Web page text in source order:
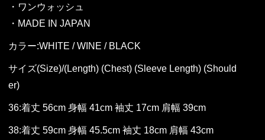
・ワンウォッシュ
・MADE IN JAPAN
カラー:WHITE / WINE / BLACK
サイズ(Size)/(Length) (Chest) (Sleeve Length) (Should
er)
36:着丈 56cm 身幅 41cm 袖丈 17cm 肩幅 39cm
38:着丈 59cm 身幅 45.5cm 袖丈 18cm 肩幅 43cm